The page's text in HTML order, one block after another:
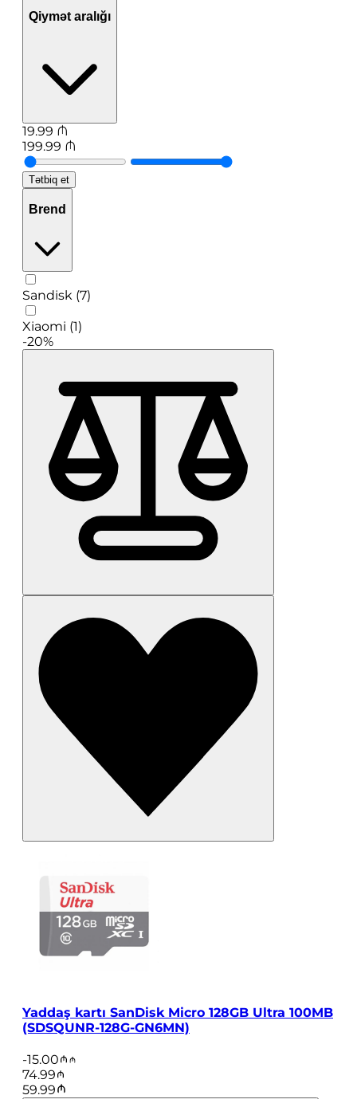
Qiymət aralığı
19.99 ₼
199.99 ₼
Tətbiq et
Brend
Sandisk (7)
Xiaomi (1)
-20%
Yaddaş kartı SanDisk Micro 128GB Ultra 100MB
(SDSQUNR-128G-GN6MN)
-15.00
74.99
59.99